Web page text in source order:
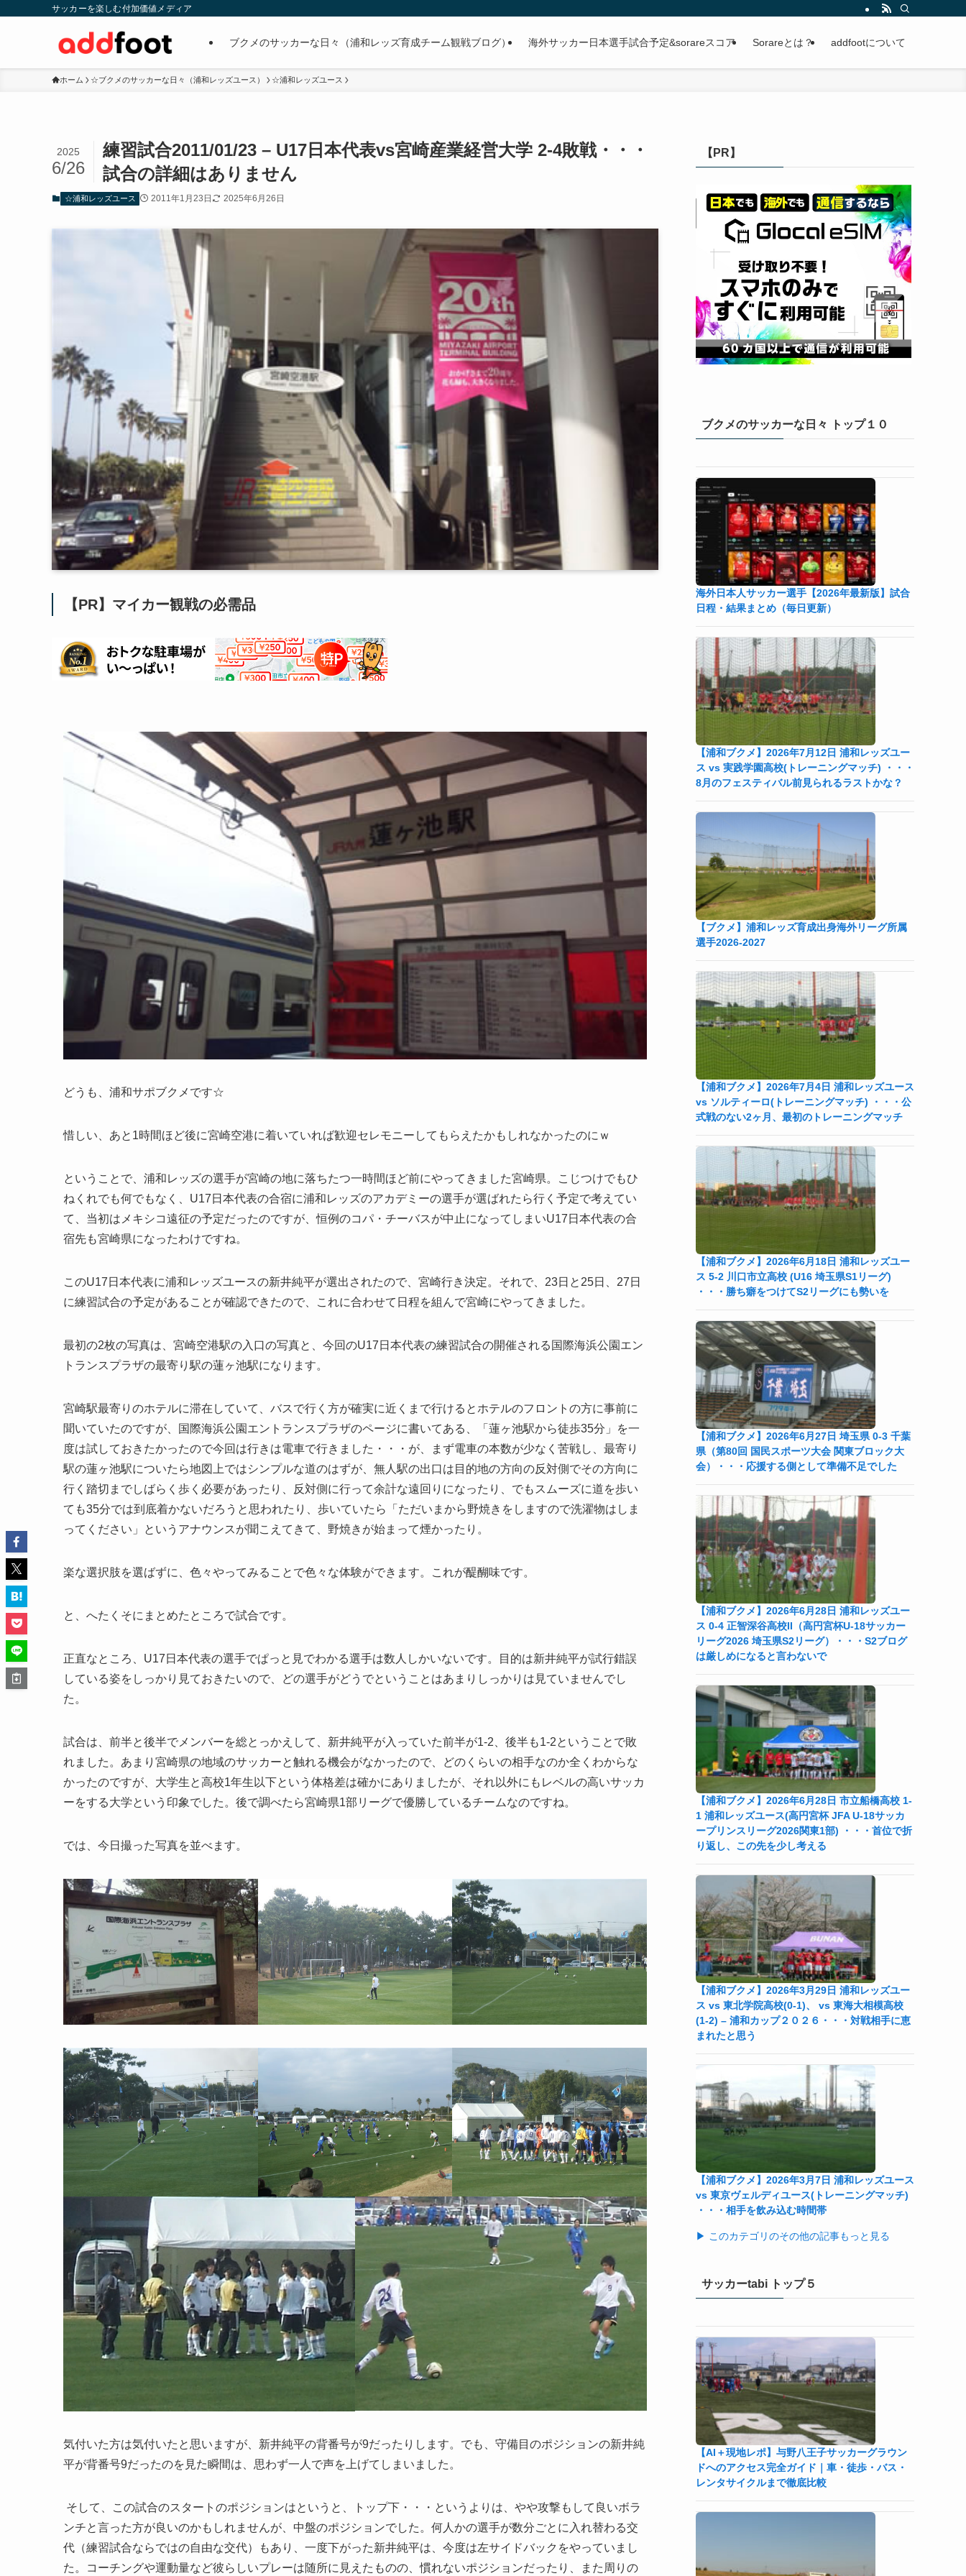
サッカーを楽しむ付加価値メディア
ブクメのサッカーな日々（浦和レッズ育成チーム観戦ブログ） 海外サッカー日本選手試合予定&sorareスコア Sorareとは？ addfootについて
ホーム ☆ブクメのサッカーな日々（浦和レッズユース） ☆浦和レッズユース
練習試合2011/01/23 – U17日本代表vs宮崎産業経営大学 2-4敗戦・・・
試合の詳細はありません
2025
6/26
☆浦和レッズユース 2011年1月23日 2025年6月26日
【PR】マイカー観戦の必需品
どうも、浦和サポブクメです☆
惜しい、あと1時間ほど後に宮崎空港に着いていれば歓迎セレモニーしてもらえたかもしれなかったのにｗ
ということで、浦和レッズの選手が宮崎の地に落ちたつ一時間ほど前にやってきました宮崎県。こじつけでもひ
ねくれでも何でもなく、U17日本代表の合宿に浦和レッズのアカデミーの選手が選ばれたら行く予定で考えてい
て、当初はメキシコ遠征の予定だったのですが、恒例のコパ・チーバスが中止になってしまいU17日本代表の合
宿先も宮崎県になったわけですね。
このU17日本代表に浦和レッズユースの新井純平が選出されたので、宮崎行き決定。それで、23日と25日、27日
に練習試合の予定があることが確認できたので、これに合わせて日程を組んで宮崎にやってきました。
最初の2枚の写真は、宮崎空港駅の入口の写真と、今回のU17日本代表の練習試合の開催される国際海浜公園エン
トランスプラザの最寄り駅の蓮ヶ池駅になります。
宮崎駅最寄りのホテルに滞在していて、バスで行く方が確実に近くまで行けるとホテルのフロントの方に事前に
聞いていたのですが、国際海浜公園エントランスプラザのページに書いてある、「蓮ヶ池駅から徒歩35分」を一
度は試しておきたかったので今回は行きは電車で行きました・・・が、まず電車の本数が少なく苦戦し、最寄り
駅の蓮ヶ池駅についたら地図上ではシンプルな道のはずが、無人駅の出口は目的地の方向の反対側でその方向に
行く踏切までしばらく歩く必要があったり、反対側に行って余計な遠回りになったり、でもスムーズに道を歩い
ても35分では到底着かないだろうと思われたり、歩いていたら「ただいまから野焼きをしますので洗濯物はしま
ってください」というアナウンスが聞こえてきて、野焼きが始まって煙かったり。
楽な選択肢を選ばずに、色々やってみることで色々な体験ができます。これが醍醐味です。
と、へたくそにまとめたところで試合です。
正直なところ、U17日本代表の選手でぱっと見でわかる選手は数人しかいないです。目的は新井純平が試行錯誤
している姿をしっかり見ておきたいので、どの選手がどうでということはあまりしっかりは見ていませんでし
た。
試合は、前半と後半でメンバーを総とっかえして、新井純平が入っていた前半が1-2、後半も1-2ということで敗
れました。あまり宮崎県の地域のサッカーと触れる機会がなかったので、どのくらいの相手なのか全くわからな
かったのですが、大学生と高校1年生以下という体格差は確かにありましたが、それ以外にもレベルの高いサッカ
ーをする大学という印象でした。後で調べたら宮崎県1部リーグで優勝しているチームなのですね。
では、今日撮った写真を並べます。
気付いた方は気付いたと思いますが、新井純平の背番号が9だったりします。でも、守備目のポジションの新井純
平が背番号9だったのを見た瞬間は、思わず一人で声を上げてしまいました。
そして、この試合のスタートのポジションはというと、トップ下・・・というよりは、やや攻撃もして良いボラ
ンチと言った方が良いのかもしれませんが、中盤のポジションでした。何人かの選手が数分ごとに入れ替わる交
代（練習試合ならではの自由な交代）もあり、一度下がった新井純平は、今度は左サイドバックをやっていまし
た。コーチングや運動量など彼らしいプレーは随所に見えたものの、慣れないポジションだったり、また周りの
【PR】
ブクメのサッカーな日々 トップ１０
海外日本人サッカー選手【2026年最新版】試合
日程・結果まとめ（毎日更新）
【浦和ブクメ】2026年7月12日 浦和レッズユー
ス vs 実践学園高校(トレーニングマッチ) ・・・
8月のフェスティバル前見られるラストかな？
【ブクメ】浦和レッズ育成出身海外リーグ所属
選手2026-2027
【浦和ブクメ】2026年7月4日 浦和レッズユース
vs ソルティーロ(トレーニングマッチ) ・・・公
式戦のない2ヶ月、最初のトレーニングマッチ
【浦和ブクメ】2026年6月18日 浦和レッズユー
ス 5-2 川口市立高校 (U16 埼玉県S1リーグ)
・・・勝ち癖をつけてS2リーグにも勢いを
【浦和ブクメ】2026年6月27日 埼玉県 0-3 千葉
県（第80回 国民スポーツ大会 関東ブロック大
会）・・・応援する側として準備不足でした
【浦和ブクメ】2026年6月28日 浦和レッズユー
ス 0-4 正智深谷高校II（高円宮杯U-18サッカー
リーグ2026 埼玉県S2リーグ）・・・S2ブログ
は厳しめになると言わないで
【浦和ブクメ】2026年6月28日 市立船橋高校 1-
1 浦和レッズユース(高円宮杯 JFA U-18サッカ
ープリンスリーグ2026関東1部) ・・・首位で折
り返し、この先を少し考える
【浦和ブクメ】2026年3月29日 浦和レッズユー
ス vs 東北学院高校(0-1)、 vs 東海大相模高校
(1-2) – 浦和カップ２０２６・・・対戦相手に恵
まれたと思う
【浦和ブクメ】2026年3月7日 浦和レッズユース
vs 東京ヴェルディユース(トレーニングマッチ)
・・・相手を飲み込む時間帯
▶ このカテゴリのその他の記事もっと見る
サッカーtabi トップ５
【AI＋現地レポ】与野八王子󠁣󠁴󠁿󠁣󠁴󠁿サッカーグラウン
ドへのアクセス完全ガイド｜車・徒歩・バス・
レンタサイクルまで徹底比較